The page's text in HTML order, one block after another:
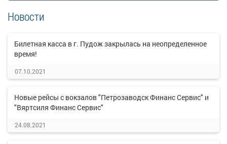
Новости
Билетная касса в г. Пудож закрылась на неопределенное
время!
07.10.2021
Новые рейсы с вокзалов "Петрозаводск Финанс Сервис" и
"Вяртсиля Финанс Сервис"
24.08.2021